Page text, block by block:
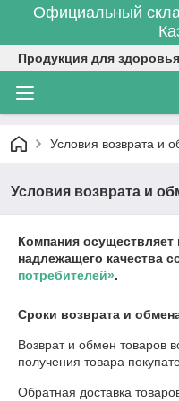
Официальный
Продукция для
Условия возврата и
Условия возврата и
Компания
надлежащего качества
потребителей».
Сроки возврата и
Возврат и обмен товаров
получения товара
Обратная доставка